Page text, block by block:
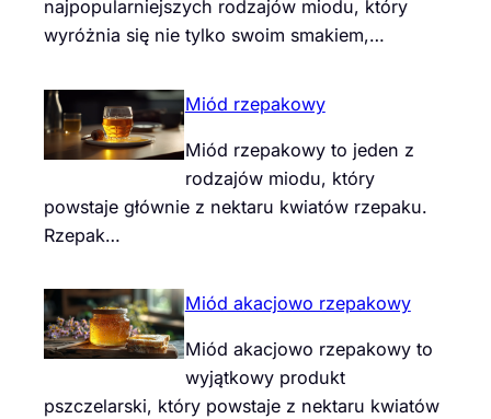
najpopularniejszych rodzajów miodu, który
wyróżnia się nie tylko swoim smakiem,…
Miód rzepakowy
Miód rzepakowy to jeden z
rodzajów miodu, który
powstaje głównie z nektaru kwiatów rzepaku.
Rzepak…
Miód akacjowo rzepakowy
Miód akacjowo rzepakowy to
wyjątkowy produkt
pszczelarski, który powstaje z nektaru kwiatów